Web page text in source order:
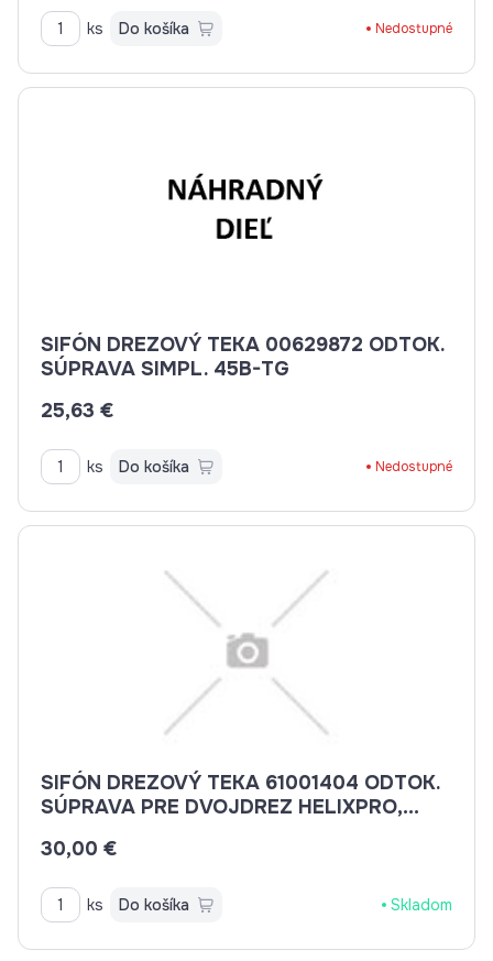
ks Do košíka Nedostupné
SIFÓN DREZOVÝ TEKA 00629872 ODTOK.
SÚPRAVA SIMPL. 45B-TG
25,63 €
ks Do košíka Nedostupné
SIFÓN DREZOVÝ TEKA 61001404 ODTOK.
SÚPRAVA PRE DVOJDREZ HELIXPRO,
30,00 €
ks Do košíka Skladom